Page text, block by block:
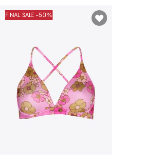
FINAL SALE -50%